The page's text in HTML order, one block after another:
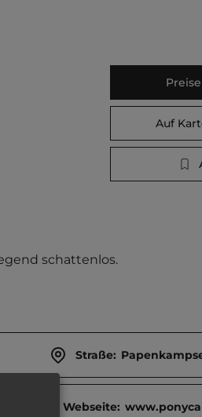
Auf
schattenlos.
Straße:
Webseite: